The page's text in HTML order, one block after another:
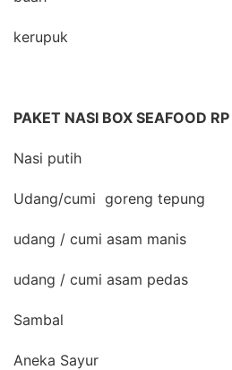
kerupuk
PAKET NASI BOX SEAFOOD
Nasi putih
Udang/cumi goreng tepung
udang / cumi asam manis
udang / cumi asam pedas
Sambal
Aneka Sayur